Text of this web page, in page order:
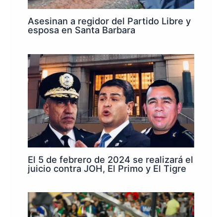
Asesinan a regidor del Partido Libre y
esposa en Santa Barbara
El 5 de febrero de 2024 se realizará el
juicio contra JOH, El Primo y El Tigre